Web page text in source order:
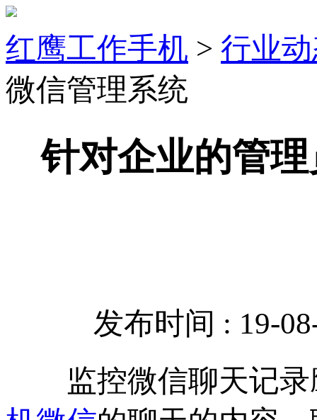
红鹰工作手机 > 行业
微信管理系统
针对企业的管
发布时间 : 19-
监控微信聊天记录